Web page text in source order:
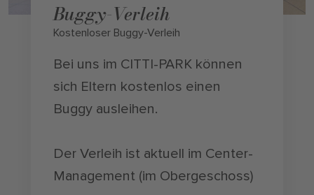
Buggy-Verleih
Kostenloser Buggy-Verleih
Bei uns im CITTI-PARK können
sich Eltern kostenlos einen
Buggy ausleihen.
Der Verleih ist aktuell im Center-
Management (im Obergeschoss)